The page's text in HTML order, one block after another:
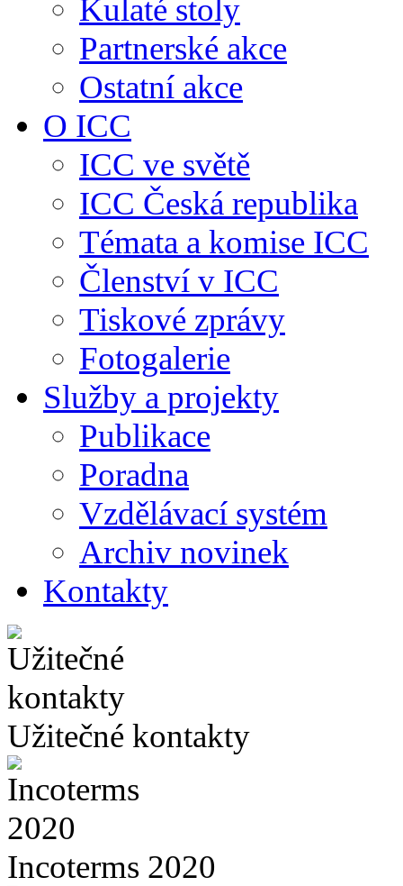
Kulaté stoly
Partnerské akce
Ostatní akce
O ICC
ICC ve světě
ICC Česká republika
Témata a komise ICC
Členství v ICC
Tiskové zprávy
Fotogalerie
Služby a projekty
Publikace
Poradna
Vzdělávací systém
Archiv novinek
Kontakty
Užitečné kontakty
Incoterms 2020